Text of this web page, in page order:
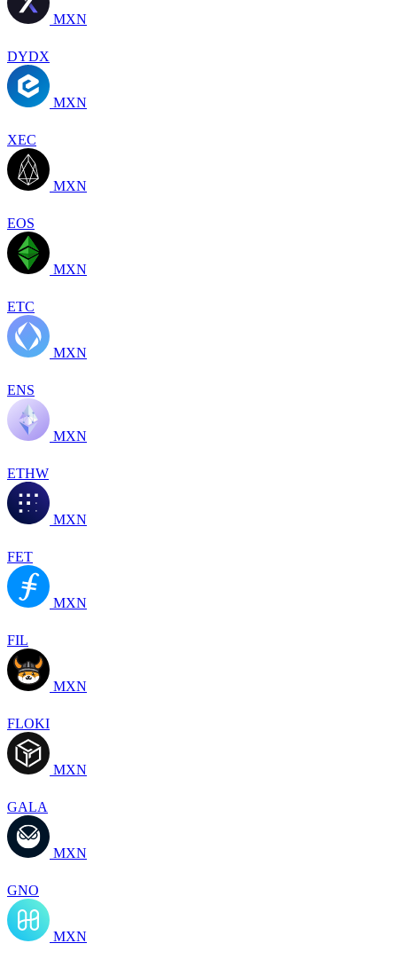
MXN
DYDX
MXN
XEC
MXN
EOS
MXN
ETC
MXN
ENS
MXN
ETHW
MXN
FET
MXN
FIL
MXN
FLOKI
MXN
GALA
MXN
GNO
MXN